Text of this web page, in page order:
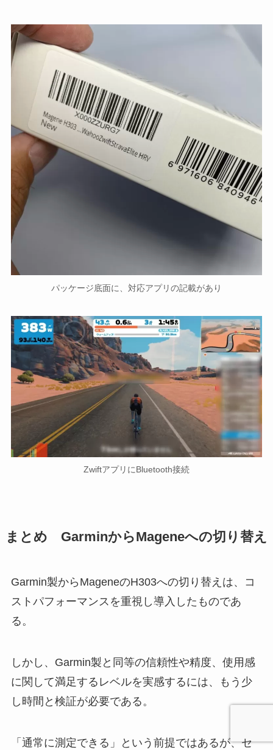
パッケージ底面に、対応アプリの記載があり
ZwiftアプリにBluetooth接続
まとめ GarminからMageneへの切り替え
Garmin製からMageneのH303への切り替えは、コ
ストパフォーマンスを重視し導入したものであ
る。
しかし、Garmin製と同等の信頼性や精度、使用感
に関して満足するレベルを実感するには、もう少
し時間と検証が必要である。
「通常に測定できる」という前提ではあるが、セ